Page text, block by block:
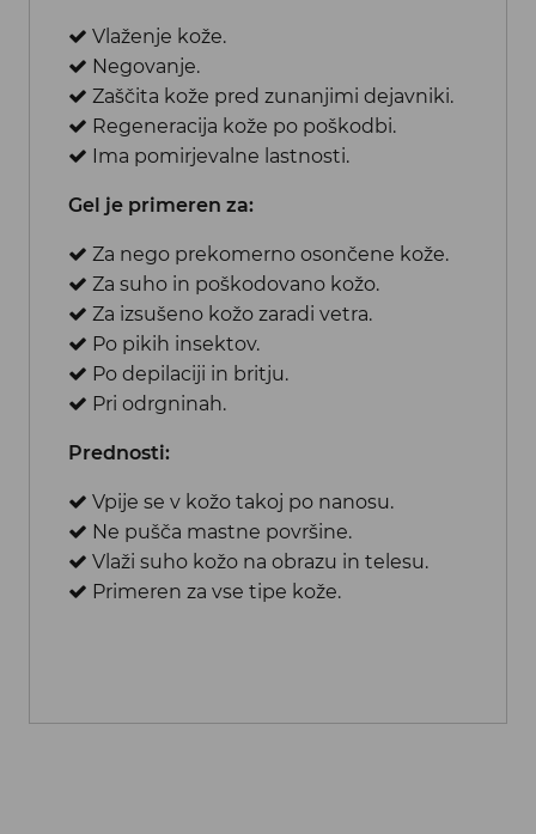
Vlaženje kože.
Negovanje.
Zaščita kože pred zunanjimi dejavniki.
Regeneracija kože po poškodbi.
Ima pomirjevalne lastnosti.
Gel je primeren za:
Za nego prekomerno osončene kože.
Za suho in poškodovano kožo.
Za izsušeno kožo zaradi vetra.
Po pikih insektov.
Po depilaciji in britju.
Pri odrgninah.
Prednosti:
Vpije se v kožo takoj po nanosu.
Ne pušča mastne površine.
Vlaži suho kožo na obrazu in telesu.
Primeren za vse tipe kože.